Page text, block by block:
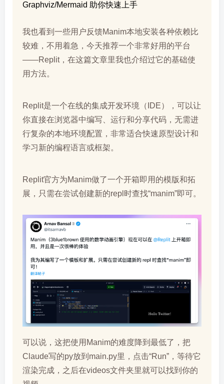
Graphviz/Mermaid 助你快速上手
我也看到一些用户反馈Manim本地安装各种依赖比
较难，不用着急，今天推荐一个非常好用的平台
——Replit，在这篇文章里我也介绍过它的基础使
用方法。
Replit是一个在线的集成开发环境（IDE），可以让
你直接在浏览器中编写、运行和分享代码，无需进
行复杂的本地环境配置，非常适合快速原型设计和
学习新的编程语言或框架。
Replit官方为Manim做了一个开箱即用的模版和拓
展，只需在尝试创建新的repl时查找“manim”即可。
可以说，这把使用Manim的难度降到最低了，把
Claude写的py放到main.py里，点击“Run”，等待它
渲染完成，之后在videos文件夹里就可以找到你的